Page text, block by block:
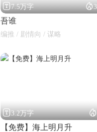
7.5万字 
吾谁
编推 / 剧情向 / 谋略
3.2万字 
【免费】海上明月升